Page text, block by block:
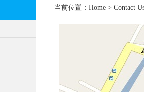
当前位置： Home > Contact Us